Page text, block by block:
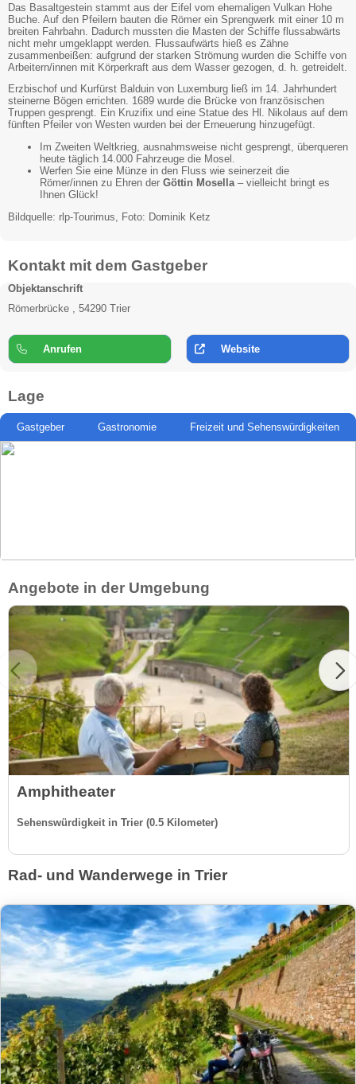
Das Basaltgestein stammt aus der Eifel vom ehemaligen Vulkan Hohe
Buche. Auf den Pfeilern bauten die Römer ein Sprengwerk mit einer 10 m
breiten Fahrbahn. Dadurch mussten die Masten der Schiffe flussabwärts
nicht mehr umgeklappt werden. Flussaufwärts hieß es Zähne
zusammenbeißen: aufgrund der starken Strömung wurden die Schiffe von
Arbeitern/innen mit Körperkraft aus dem Wasser gezogen, d. h. getreidelt.
Erzbischof und Kurfürst Balduin von Luxemburg ließ im 14. Jahrhundert
steinerne Bögen errichten. 1689 wurde die Brücke von französischen
Truppen gesprengt. Ein Kruzifix und eine Statue des Hl. Nikolaus auf dem
fünften Pfeiler von Westen wurden bei der Erneuerung hinzugefügt.
Im Zweiten Weltkrieg, ausnahmsweise nicht gesprengt, überqueren
heute täglich 14.000 Fahrzeuge die Mosel.
Werfen Sie eine Münze in den Fluss wie seinerzeit die
Römer/innen zu Ehren der Göttin Mosella– vielleicht bringt es
Ihnen Glück!
Bildquelle: rlp-Tourimus, Foto: Dominik Ketz
Kontakt mit dem Gastgeber
Objektanschrift
Römerbrücke , 54290 Trier
Anrufen Website
Lage
Gastgeber Gastronomie Freizeit und Sehenswürdigkeiten
Angebote in der Umgebung
Amphitheater
Sehenswürdigkeit in Trier (0.5 Kilometer)
Rad- und Wanderwege in Trier